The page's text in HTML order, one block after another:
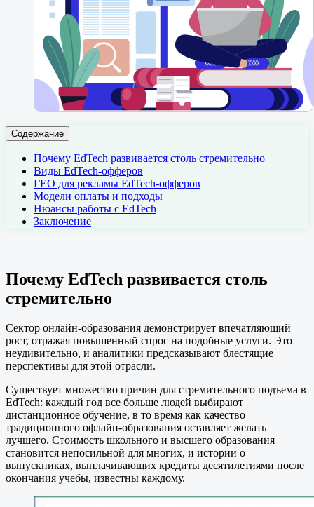
Содержание
Почему EdTech развивается столь стремительно
Виды EdTech-офферов
ГЕО для рекламы EdTech-офферов
Модели оплаты и подходы
Нюансы работы с EdTech
Заключение
Почему EdTech развивается столь
стремительно
Сектор онлайн-образования демонстрирует впечатляющий
рост, отражая повышенный спрос на подобные услуги. Это
неудивительно, и аналитики предсказывают блестящие
перспективы для этой отрасли.
Существует множество причин для стремительного подъема в
EdTech: каждый год все больше людей выбирают
дистанционное обучение, в то время как качество
традиционного офлайн-образования оставляет желать
лучшего. Стоимость школьного и высшего образования
становится непосильной для многих, и истории о
выпускниках, выплачивающих кредиты десятилетиями после
окончания учебы, известны каждому.